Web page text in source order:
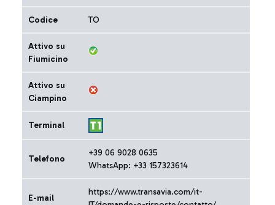
Codice TO
Attivo su
Fiumicino
Attivo su
Ciampino
Terminal
Telefono
+39 06 9028 0635
WhatsApp: +33 157323614
E-mail
https://www.transavia.com/it-